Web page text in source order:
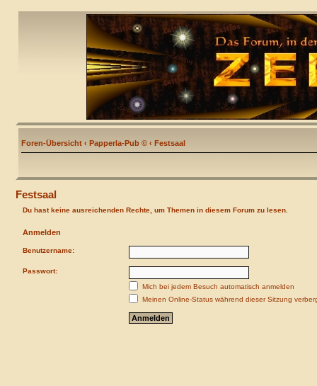
Foren-Übersicht ‹ Papperla-Pub © ‹ Festsaal
Festsaal
Du hast keine ausreichenden Rechte, um Themen in diesem Forum zu lesen.
Anmelden
Benutzername:
Passwort:
Mich bei jedem Besuch automatisch anmelden
Meinen Online-Status während dieser Sitzung